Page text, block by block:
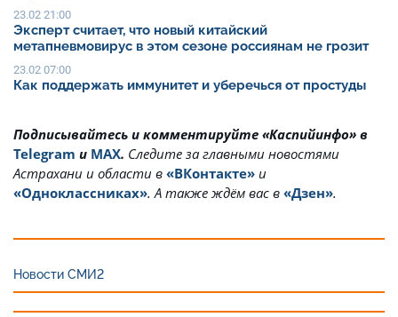
23.02 21:00
Эксперт считает, что новый китайский
метапневмовирус в этом сезоне россиянам не грозит
23.02 07:00
Как поддержать иммунитет и уберечься от простуды
Подписывайтесь и комментируйте «Каспийинфо» в
Telegram и MAX. Cледите за главными новостями
Астрахани и области в «ВКонтакте» и
«Одноклассниках». А также ждём вас в «Дзен».
Новости СМИ2